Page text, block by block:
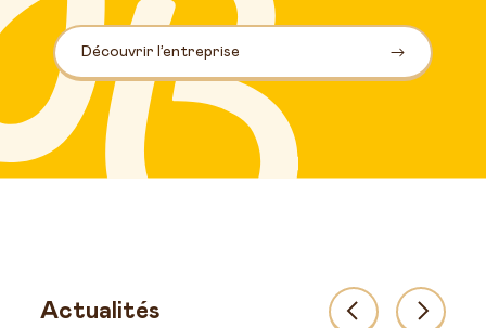
Découvrir l’entreprise
Actualités PrécédentsSuivants